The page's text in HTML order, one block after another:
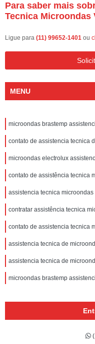
Para saber mais
Tecnica Microondas
Ligue para (11) 99652-1401 ou
MENU
microondas brastemp
contato de assistencia tecnica
microondas electrolux
contato de assistência tecnica
assistencia tecnica
contratar assistência tecnica
contato de assistencia tecnica
assistencia tecnica de
assistencia tecnica de
microondas brastemp